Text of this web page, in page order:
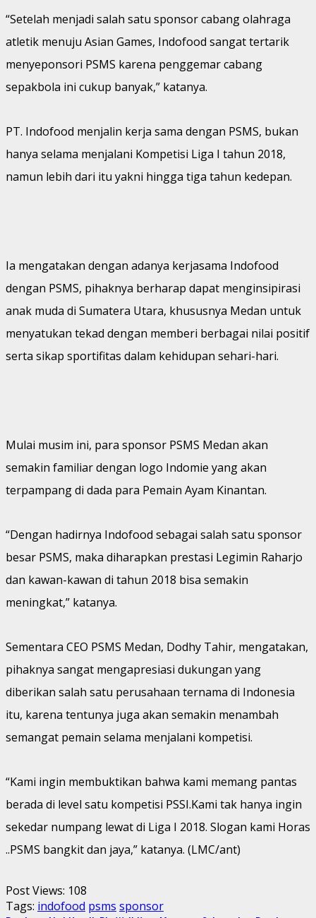
“Setelah menjadi salah satu sponsor cabang olahraga
atletik menuju Asian Games, Indofood sangat tertarik
menyeponsori PSMS karena penggemar cabang
sepakbola ini cukup banyak,” katanya.
PT. Indofood menjalin kerja sama dengan PSMS, bukan
hanya selama menjalani Kompetisi Liga I tahun 2018,
namun lebih dari itu yakni hingga tiga tahun kedepan.
Ia mengatakan dengan adanya kerjasama Indofood
dengan PSMS, pihaknya berharap dapat menginsipirasi
anak muda di Sumatera Utara, khususnya Medan untuk
menyatukan tekad dengan memberi berbagai nilai positif
serta sikap sportifitas dalam kehidupan sehari-hari.
Mulai musim ini, para sponsor PSMS Medan akan
semakin familiar dengan logo Indomie yang akan
terpampang di dada para Pemain Ayam Kinantan.
“Dengan hadirnya Indofood sebagai salah satu sponsor
besar PSMS, maka diharapkan prestasi Legimin Raharjo
dan kawan-kawan di tahun 2018 bisa semakin
meningkat,” katanya.
Sementara CEO PSMS Medan, Dodhy Tahir, mengatakan,
pihaknya sangat mengapresiasi dukungan yang
diberikan salah satu perusahaan ternama di Indonesia
itu, karena tentunya juga akan semakin menambah
semangat pemain selama menjalani kompetisi.
“Kami ingin membuktikan bahwa kami memang pantas
berada di level satu kompetisi PSSI.Kami tak hanya ingin
sekedar numpang lewat di Liga I 2018. Slogan kami Horas
..PSMS bangkit dan jaya,” katanya. (LMC/ant)
Post Views: 108
Tags: indofood psms sponsor